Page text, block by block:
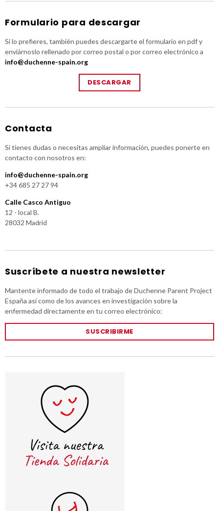
Formulario para descargar
Si lo prefieres, también puedes descargarte el formulario en pdf y
enviárnoslo rellenado por correo postal o por correo electrónico a
info@duchenne-spain.org
DESCARGAR
Contacta
Si tienes dudas o necesitas ampliar información, puedes ponerte en
contacto con nosotros en:
info@duchenne-spain.org
+34 685 27 27 94
Calle Casco Antiguo
12 - local B.
28032 Madrid
Suscríbete a nuestra newsletter
Mantente informado de todo el trabajo de Duchenne Parent Project
España así como de los avances en investigación sobre la
enfermedad directamente en tu correo electrónico:
SUSCRIBIRME